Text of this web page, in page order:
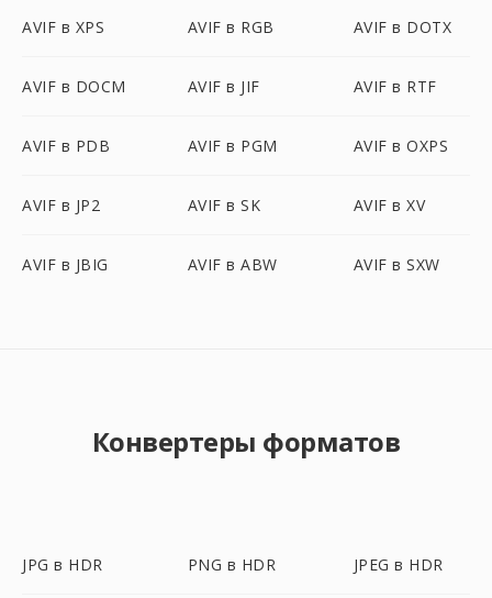
AVIF в XPS AVIF в RGB AVIF в DOTX
AVIF в DOCM AVIF в JIF AVIF в RTF
AVIF в PDB AVIF в PGM AVIF в OXPS
AVIF в JP2 AVIF в SK AVIF в XV
AVIF в JBIG AVIF в ABW AVIF в SXW
Конвертеры форматов
JPG в HDR PNG в HDR JPEG в HDR